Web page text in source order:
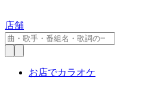
店舗
お店でカラオケ